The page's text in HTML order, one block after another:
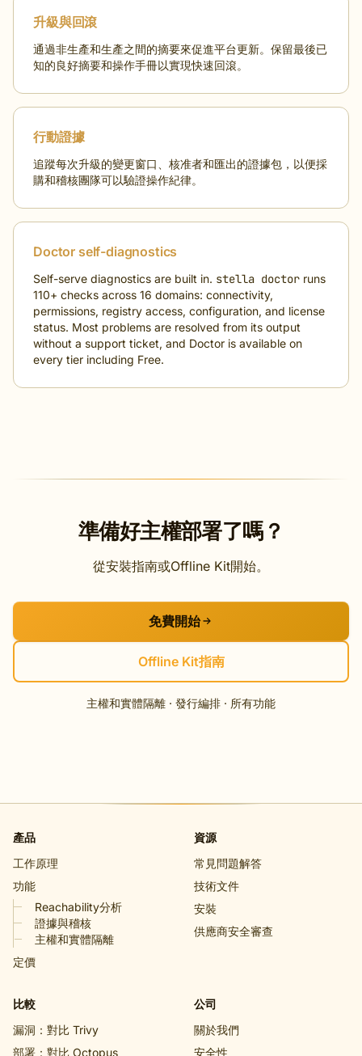
升級與回滾
通過非生產和生產之間的摘要來促進平台更新。保留最後已
知的良好摘要和操作手冊以實現快速回滾。
行動證據
追蹤每次升級的變更窗口、核准者和匯出的證據包，以便採
購和稽核團隊可以驗證操作紀律。
Doctor self-diagnostics
Self-serve diagnostics are built in. stella doctor runs
110+ checks across 16 domains: connectivity,
permissions, registry access, configuration, and license
status. Most problems are resolved from its output
without a support ticket, and Doctor is available on
every tier including Free.
準備好主權部署了嗎？
從安裝指南或Offline Kit開始。
免費開始
Offline Kit指南
主權和實體隔離 · 發行編排 · 所有功能
產品
工作原理
功能
Reachability分析
證據與稽核
主權和實體隔離
定價
資源
常見問題解答
技術文件
安裝
供應商安全審查
比較
漏洞：對比 Trivy
部署：對比 Octopus
公司
關於我們
安全性